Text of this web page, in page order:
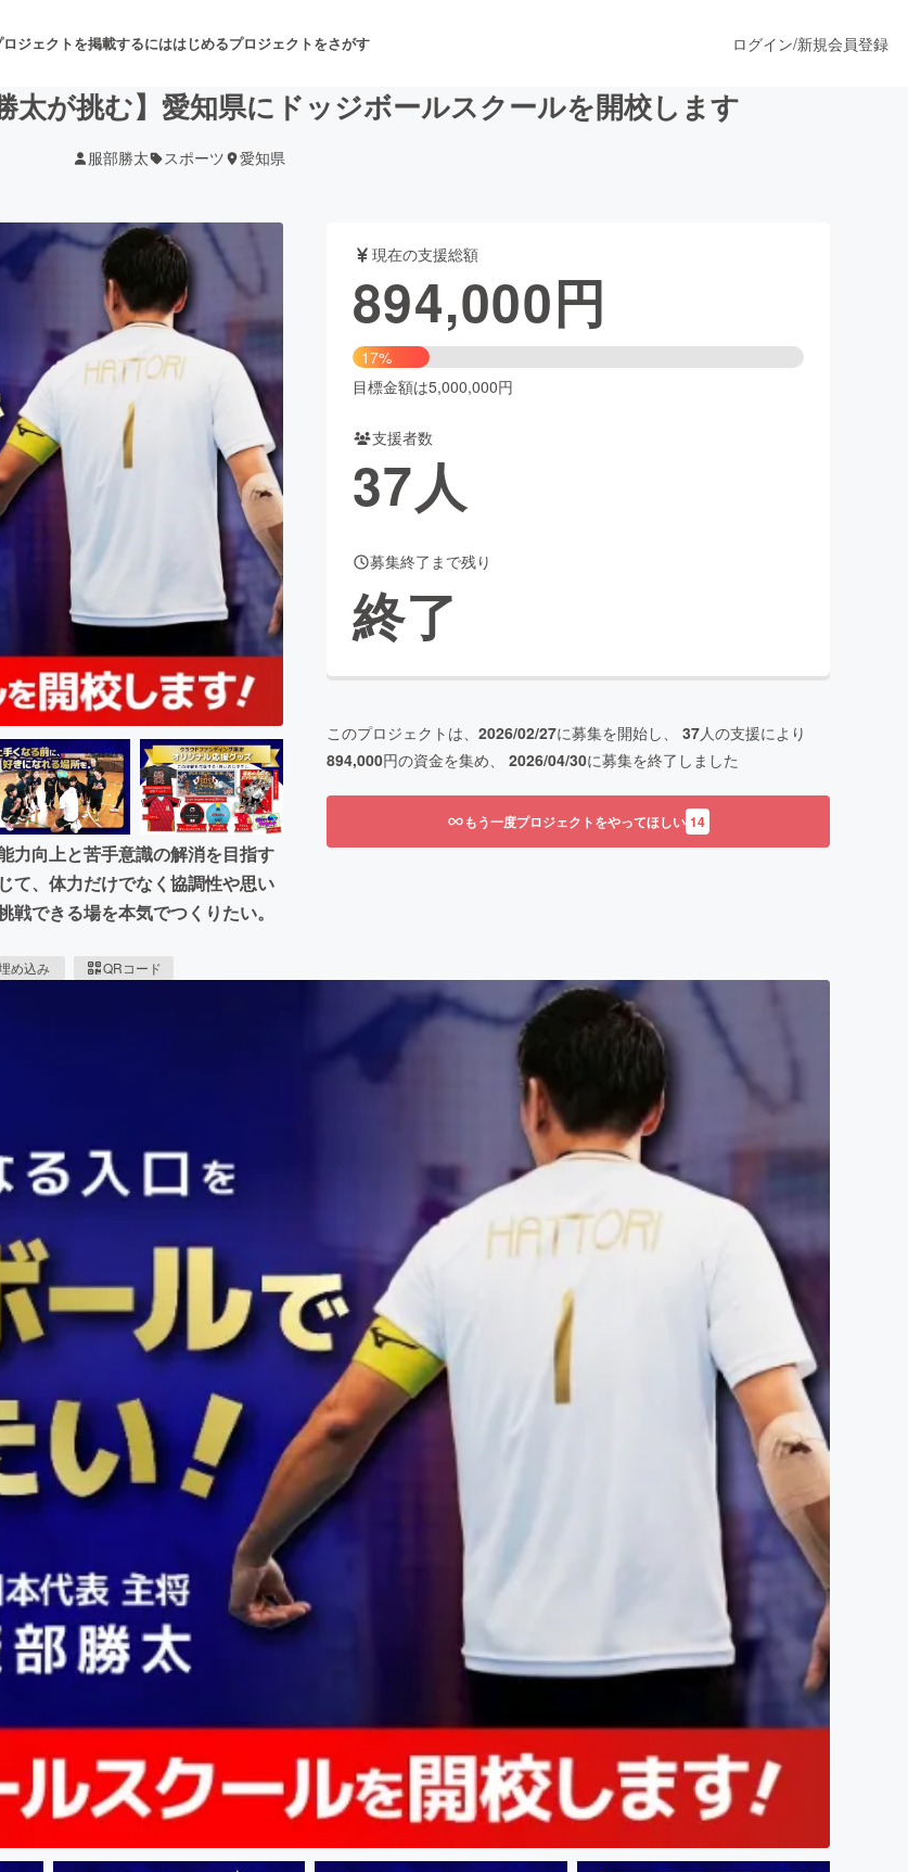
ロジェクトを掲載するにははじめるプロジェクトをさがす
舞台・パフォーマンス
・サービス開発 フード・飲食店 ファッション
誌出版 アニメ・漫画
ジ ビューティー・ヘルスケア
CAMPFIRE for Social Good
CAMPFIRE Creation
CAMPFIREふるさと納税
machi-ya コミュニティ
ログイン/新規会員登録
太が挑む】愛知県にドッジボールスクールを開校します
服部勝太 スポーツ 愛知県
力向上と苦手意識の解消を目指す
て、体力だけでなく協調性や思い
できる場を本気でつくりたい。
め込み QRコード
現在の支援総額
894,000円
17%
目標金額は5,000,000円
支援者数
37人
募集終了まで残り
終了
このプロジェクトは、 2026/02/27に募集を開始し、 37人の支援により
894,000円の資金を集め、 2026/04/30に募集を終了しました
もう一度プロジェクトをやってほしい 14